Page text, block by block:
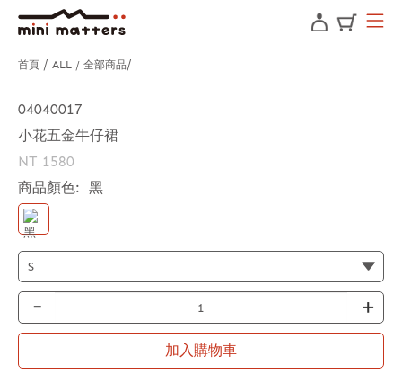
首頁 ALL / 全部商品
04040017
小花五金牛仔裙
NT 1580
商品顏色: 黑
- +
加入購物車